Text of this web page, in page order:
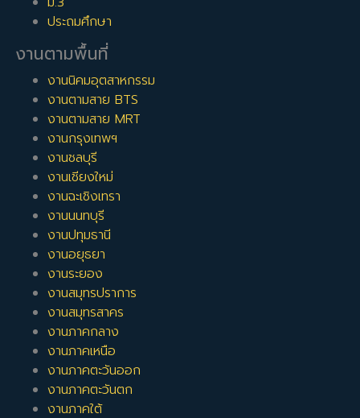
งานที่เกี่ยวข้องกับ งานขาย
คุณสามารถกรองผลการค้นหาได้ด้วยตำแหน่งงานที่เกี่ยวข้องต่อไป
นี้:
งานขายปลีก,งานขายระหว่างประเทศ
งานขายทางโทรศัพท์
สนับสนุนการขาย,งานธุรการฝ่ายขาย
ขาย
*การแบ่งหมวดหมู่งาน จัดทำโดยพนักงานธุรการฝ่ายสรรหาบุคลากร
ซึ่งอาจจะไม่รู้จักสายงานนี้ลึกซึ้งเท่าผู้ที่ทำงานในสายงานโดยตรง
หากบางงานจัดไม่ตรงหมวดหมู่ที่ควรจะเป็น ก็ต้องขออภัยมา ณ ที่นี้
ด้วยครับ
งานขาย ชลบุรี,งานขาย กทม
BestjobInTh Team
ประถมศึกษา
งานตามพื้นที่
งานนิคมอุตสาหกรรม
งานตามสาย BTS
งานตามสาย MRT
งานกรุงเทพฯ
งานชลบุรี
งานเชียงใหม่
งานฉะเชิงเทรา
งานนนทบุรี
งานปทุมธานี
งานอยุธยา
งานระยอง
งานสมุทรปราการ
งานสมุทรสาคร
งานภาคกลาง
งานภาคเหนือ
งานภาคตะวันออก
งานภาคตะวันตก
งานภาคใต้